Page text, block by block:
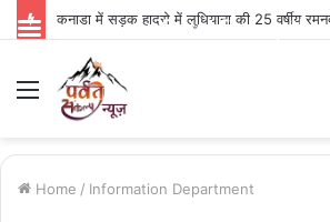
Menu
Home / Information Department
Parvat Sankalp